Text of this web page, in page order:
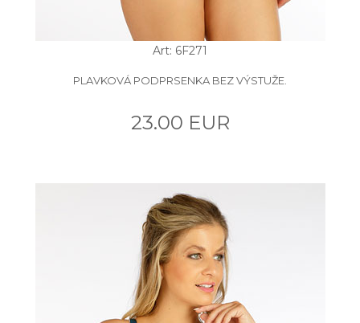
Art: 6F271
PLAVKOVÁ PODPRSENKA BEZ VÝSTUŽE.
23.00 EUR